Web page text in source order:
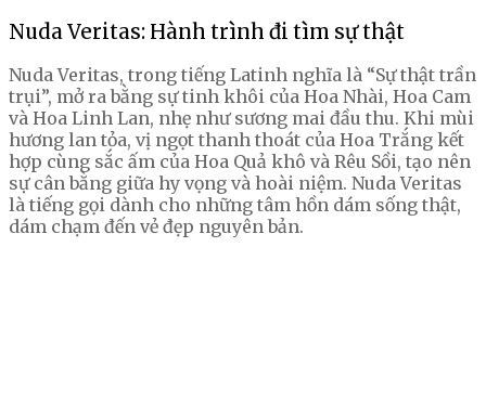
Nuda Veritas: Hành trình đi tìm sự thật
Nuda Veritas, trong tiếng Latinh nghĩa là “Sự thật trần
trụi”, mở ra bằng sự tinh khôi của Hoa Nhài, Hoa Cam
và Hoa Linh Lan, nhẹ như sương mai đầu thu. Khi mùi
hương lan tỏa, vị ngọt thanh thoát của Hoa Trắng kết
hợp cùng sắc ấm của Hoa Quả khô và Rêu Sồi, tạo nên
sự cân bằng giữa hy vọng và hoài niệm. Nuda Veritas
là tiếng gọi dành cho những tâm hồn dám sống thật,
dám chạm đến vẻ đẹp nguyên bản.